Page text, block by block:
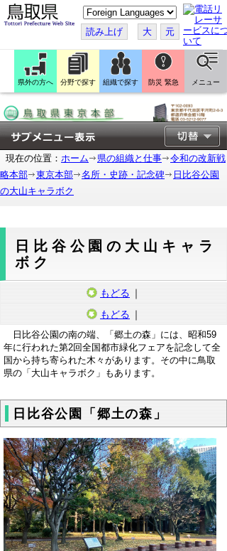
こ
の
ペ
ー
ジ
翻
訳
す
読み上げ 大 元
県外の方へ 分野で探す 組織で探す 防災 緊急 メニュー
現在の位置： ホーム 県の組織と仕事
令和の改新戦
略本部
東京本部 名所・史跡・記念碑
日比谷公園
の大山キャラボク
日比谷公園の大山キャラ
ボク
もどる ｜
もどる ｜
日比谷公園の南の端、「郷土の森」には、昭和59
年に行われた第2回全国都市緑化フェアを記念して全
国から持ち寄られた木々があります。その中に鳥取
県の「大山キャラボク」もあります。
日比谷公園「郷土の森」